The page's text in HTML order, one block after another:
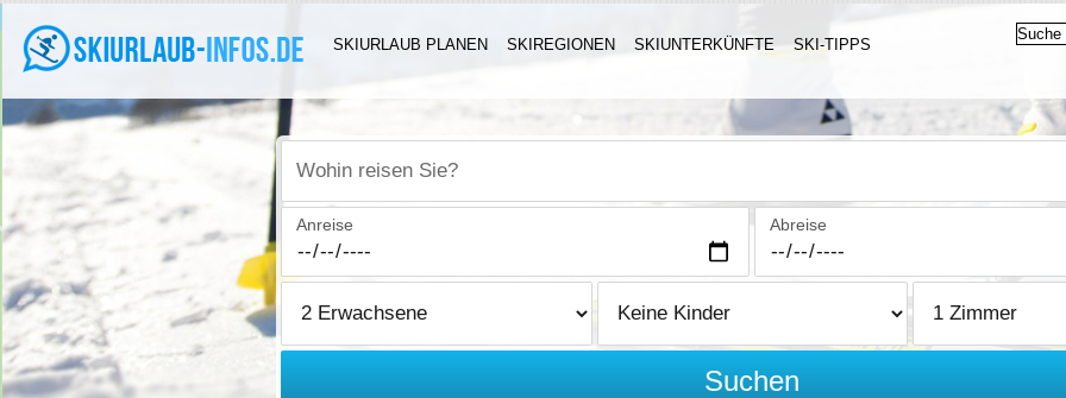
SKIURLAUB PLANEN SKIREGIONEN SKIUNTERKÜNFTE SKI-TIPPS
Wohin reisen Sie?
Anreise Abreise
Suchen